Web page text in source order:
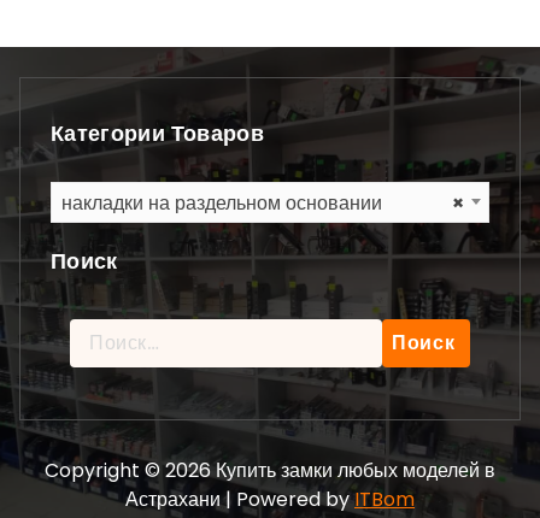
Категории Товаров
×
накладки на раздельном основании
Поиск
Найти:
Copyright © 2026 Купить замки любых моделей в
Астрахани | Powered byITBom